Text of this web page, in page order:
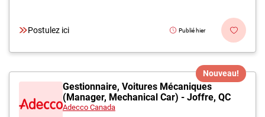
Postulez ici Publié hier
Nouveau!
Gestionnaire, Voitures Mécaniques
(Manager, Mechanical Car) - Joffre, QC
Adecco Canada